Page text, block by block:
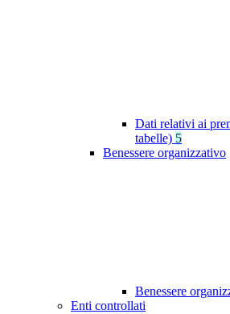
Dati relativi ai
tabelle) 5
Benessere organizzativo
Benessere
Enti controllati